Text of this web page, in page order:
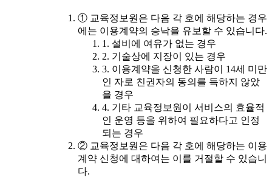
① 교육정보원은 다음 각 호에 해당하는 경우
에는 이용계약의 승낙을 유보할 수 있습니다.
1. 설비에 여유가 없는 경우
2. 기술상에 지장이 있는 경우
3. 이용계약을 신청한 사람이 14세 미만
인 자로 친권자의 동의를 득하지 않았
을 경우
4. 기타 교육정보원이 서비스의 효율적
인 운영 등을 위하여 필요하다고 인정
되는 경우
② 교육정보원은 다음 각 호에 해당하는 이용
계약 신청에 대하여는 이를 거절할 수 있습니
다.